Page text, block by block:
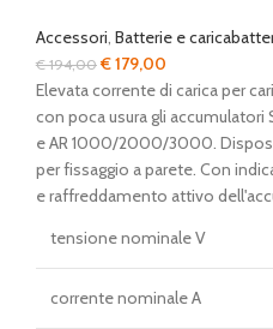
Accessori, Batterie e
€194,00Il
prezzo
originale
era:
€ 194,00.
€179,00
prezzo
attuale
è:
€ 179,00.
Elevata corrente di carica per
con poca usura gli
e AR 1000/2000/3000.
per fissaggio a parete. Con
e raffreddamento attivo
tensione nominale V
corrente nominale A